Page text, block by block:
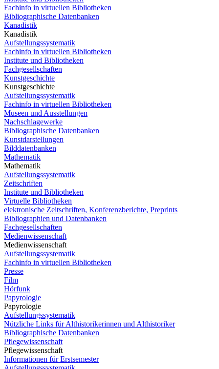
Fachinfo in virtuellen Bibliotheken
Bibliographische Datenbanken
Kanadistik
Kanadistik
Aufstellungssystematik
Fachinfo in virtuellen Bibliotheken
Institute und Bibliotheken
Fachgesellschaften
Kunstgeschichte
Kunstgeschichte
Aufstellungssystematik
Fachinfo in virtuellen Bibliotheken
Museen und Ausstellungen
Nachschlagewerke
Bibliographische Datenbanken
Kunstdarstellungen
Bilddatenbanken
Mathematik
Mathematik
Aufstellungssystematik
Zeitschriften
Institute und Bibliotheken
Virtuelle Bibliotheken
elektronische Zeitschriften, Konferenzberichte, Preprints
Bibliographien und Datenbanken
Fachgesellschaften
Medienwissenschaft
Medienwissenschaft
Aufstellungssystematik
Fachinfo in virtuellen Bibliotheken
Presse
Film
Hörfunk
Papyrologie
Papyrologie
Aufstellungssystematik
Nützliche Links für Althistorikerinnen und Althistoriker
Bibliographische Datenbanken
Pflegewissenschaft
Pflegewissenschaft
Informationen für Erstsemester